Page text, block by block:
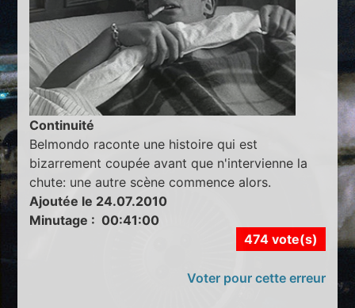
Continuité
Belmondo raconte une histoire qui est
bizarrement coupée avant que n'intervienne la
chute: une autre scène commence alors.
Ajoutée le 24.07.2010
Minutage : 00:41:00
474 vote(s)
Voter pour cette erreur